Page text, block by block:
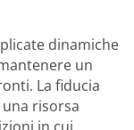
dinamiche
un
La fiducia
risorsa